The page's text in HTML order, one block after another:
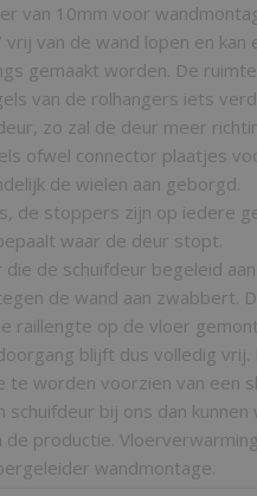
van 10mm voor
vrij van de wand lopen en
gemaakt worden. De
van de rolhangers iets
zo zal de deur meer
ofwel connector plaatjes
de wielen aan geborgd.
de stoppers zijn op iedere
waar de deur stopt.
die de schuifdeur begeleid
de wand aan zwabbert.
raillengte op de vloer
blijft dus volledig
te worden voorzien van een
schuifdeur bij ons dan
de productie.
wandmontage.